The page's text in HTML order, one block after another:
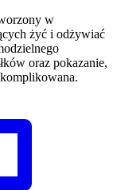
w
żyć i odżywiać
oraz pokazanie,